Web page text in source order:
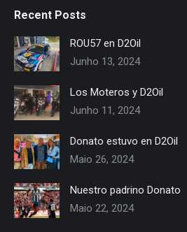
Recent Posts
ROU57 en D2Oil
Junho 13, 2024
Los Moteros y D2Oil
Junho 11, 2024
Donato estuvo en D2Oil
Maio 26, 2024
Nuestro padrino Donato
Maio 22, 2024